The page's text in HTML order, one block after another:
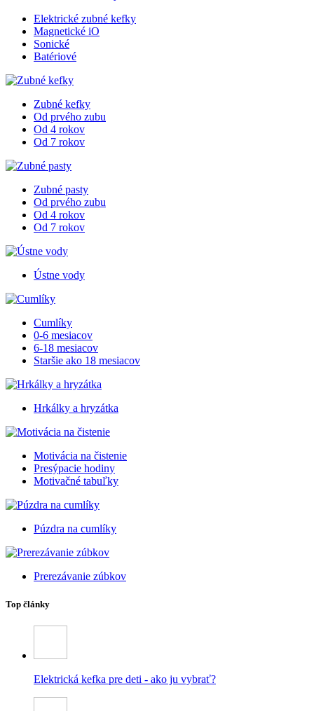
Elektrické zubné kefky
Magnetické iO
Sonické
Batériové
Zubné kefky
Od prvého zubu
Od 4 rokov
Od 7 rokov
Zubné pasty
Od prvého zubu
Od 4 rokov
Od 7 rokov
Ústne vody
Cumlíky
0-6 mesiacov
6-18 mesiacov
Staršie ako 18 mesiacov
Hrkálky a hryzátka
Motivácia na čistenie
Presýpacie hodiny
Motivačné tabuľky
Púzdra na cumlíky
Prerezávanie zúbkov
Top články
Elektrická kefka pre deti - ako ju vybrať?